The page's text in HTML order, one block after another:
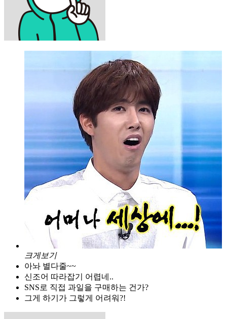
크게보기
아놔 별다줄~~
신조어 따라잡기 어렵네..
SNS로 직접 과일을 구매하는 건가?
그게 하기가 그렇게 어려워?!